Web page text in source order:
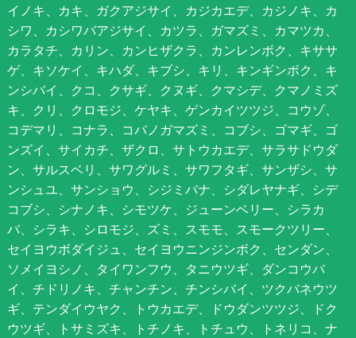
イノキ、カキ、ガクアジサイ、カジカエデ、カジノキ、カ
シワ、カシワバアジサイ、カツラ、ガマズミ、カマツカ、
カラタチ、カリン、カンヒザクラ、カンレンボク、キササ
ゲ、キソケイ、キハダ、キブシ、キリ、キンギンボク、キ
ンシバイ、クコ、クサギ、クヌギ、クマシデ、クマノミズ
キ、クリ、クロモジ、ケヤキ、ゲンカイツツジ、コウゾ、
コデマリ、コナラ、コバノガマズミ、コブシ、ゴマギ、ゴ
ンズイ、サイカチ、ザクロ、サトウカエデ、サラサドウダ
ン、サルスベリ、サワグルミ、サワフタギ、サンザシ、サ
ンシュユ、サンショウ、シジミバナ、シダレヤナギ、シデ
コブシ、シナノキ、シモツケ、ジューンベリー、シラカ
バ、シラキ、シロモジ、ズミ、スモモ、スモークツリー、
セイヨウボダイジュ、セイヨウニンジンボク、センダン、
ソメイヨシノ、タイワンフウ、タニウツギ、ダンコウバ
イ、チドリノキ、チャンチン、チンシバイ、ツクバネウツ
ギ、テンダイウヤク、トウカエデ、ドウダンツツジ、ドク
ウツギ、トサミズキ、トチノキ、トチュウ、トネリコ、ナ